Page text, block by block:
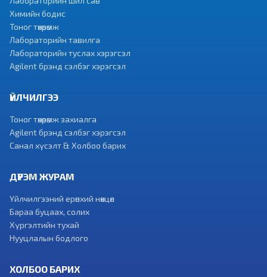
Химийн бодис
Тоног төхөөрөмж
Лабораторийн тавилга
Лабораторийн туслах хэрэгсэл
Agilent брэнд сэлбэг хэрэгсэл
ҮЙЛЧИЛГЭЭ
Тоног төхөөрөмж захиалга
Agilent брэнд сэлбэг хэрэгсэл
Санал хүсэлт & Холбоо барих
ДҮРЭМ ЖУРАМ
Үйлчилгээний ерөнхий нөхцөл
Бараа буцаах, солих
Хүргэлтийн тухай
Нууцлалын бодлого
ХОЛБОО БАРИХ